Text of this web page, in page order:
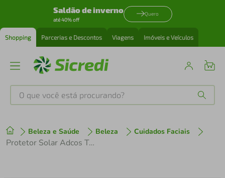
Saldão de inverno
até 40% off
Quero
Shopping Parcerias e Descontos Viagens Imóveis e Veículos
O que você está procurando?
Beleza e Saúde Beleza Cuidados Faciais
Protetor Solar Adcos Tonalizante Base Stick Peach Fps 55 17g
1º tenis